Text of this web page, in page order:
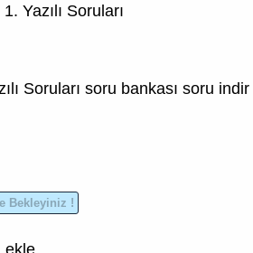
Yazılı Soruları
Soruları soru bankası soru indir